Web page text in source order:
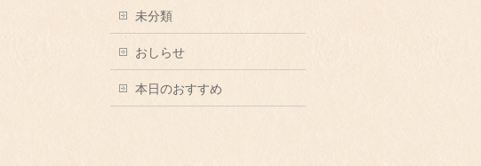
未分類
おしらせ
本日のおすすめ